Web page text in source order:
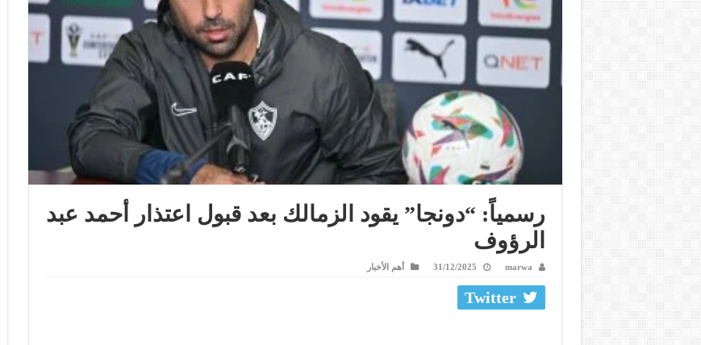
رسمياً: “دونجا” يقود الزمالك بعد قبول اعتذار أحمد عبد
الرؤوف
marwa
31/12/2025 أهم الأخبار
Twitter